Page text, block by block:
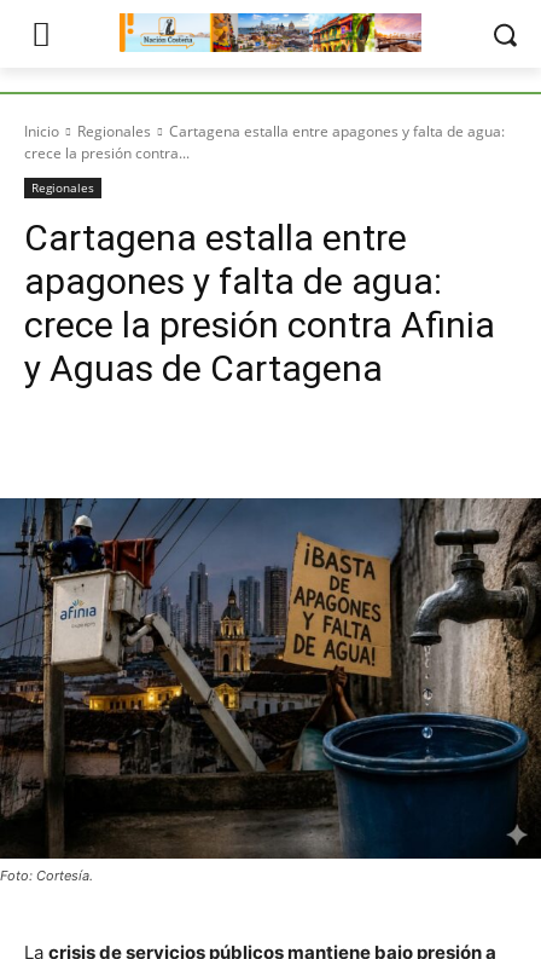
Inicio Regionales
Cartagena estalla entre apagones y falta de agua:
crece la presión contra...
Regionales
Cartagena estalla entre
apagones y falta de agua:
crece la presión contra Afinia
y Aguas de Cartagena
Foto: Cortesía.
La crisis de servicios públicos mantiene bajo presión a